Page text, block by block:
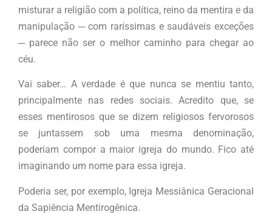
misturar a religião com a política, reino da mentira e da
manipulação ─ com raríssimas e saudáveis exceções
─ parece não ser o melhor caminho para chegar ao
céu.
Vai saber… A verdade é que nunca se mentiu tanto,
principalmente nas redes sociais. Acredito que, se
esses mentirosos que se dizem religiosos fervorosos
se juntassem sob uma mesma denominação,
poderiam compor a maior igreja do mundo. Fico até
imaginando um nome para essa igreja.
Poderia ser, por exemplo, Igreja Messiânica Geracional
da Sapiência Mentirogênica.